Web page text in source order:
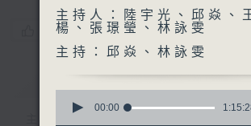
您喜歡這個節目嗎?
簡介 GIST
主持人：陸宇光、邱焱、
楊、張璟瑩、林詠雯
主持：邱焱、林詠雯
seconds
00:00